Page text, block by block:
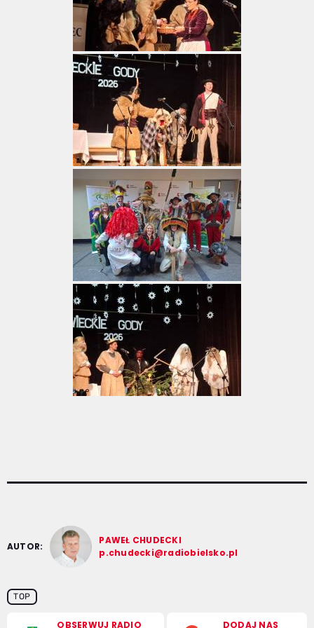
AUTOR:
PAWEŁ CHUDECKI
p.chudecki@radiobielsko.pl
TOP
OBSERWUJ RADIO DODAJ NAS